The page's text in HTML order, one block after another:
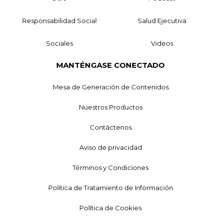
Responsabilidad Social Salud Ejecutiva
Sociales Videos
MANTÉNGASE CONECTADO
Mesa de Generación de Contenidos
Nuestros Productos
Contáctenos
Aviso de privacidad
Términos y Condiciones
Política de Tratamiento de Información
Política de Cookies